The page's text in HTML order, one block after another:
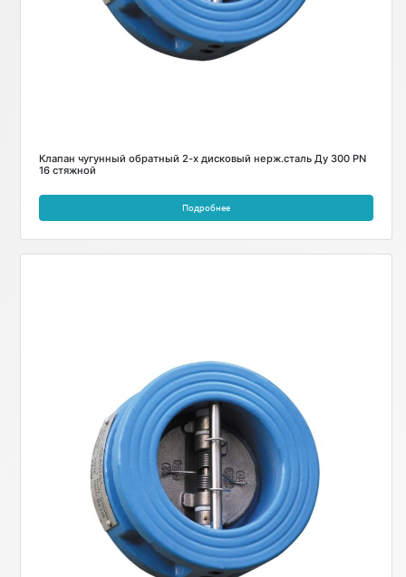
Клапан чугунный обратный 2-х дисковый нерж.сталь Ду 300 PN
16 стяжной
Подробнее